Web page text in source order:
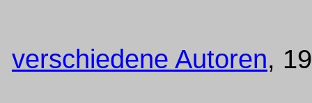
verschiedene Autoren,